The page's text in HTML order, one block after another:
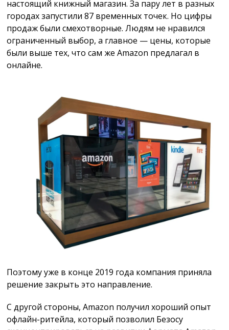
настоящий книжный магазин. За пару лет в разных
городах запустили 87 временных точек. Но цифры
продаж были смехотворные. Людям не нравился
ограниченный выбор, а главное — цены, которые
были выше тех, что сам же Amazon предлагал в
онлайне.
Поэтому уже в конце 2019 года компания приняла
решение закрыть это направление.
С другой стороны, Amazon получил хороший опыт
офлайн-ритейла, который позволил Безосу